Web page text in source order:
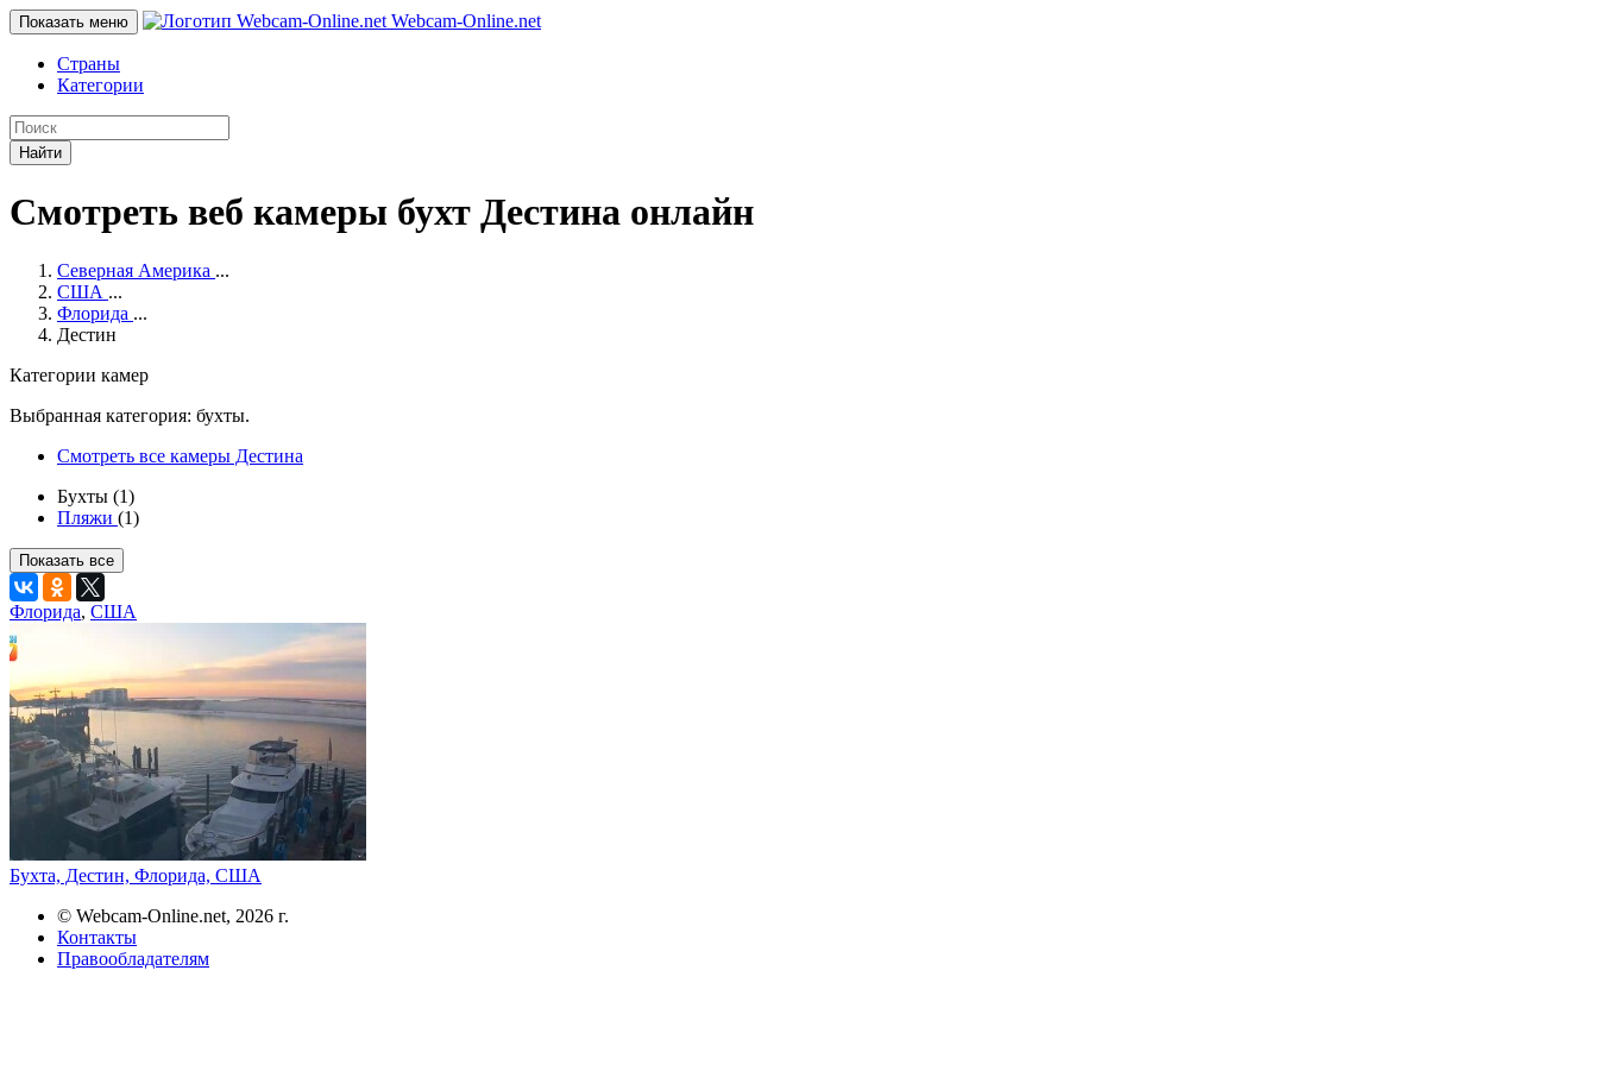
Показать меню Webcam-Online.net
Страны
Категории
Найти
Смотреть веб камеры бухт Дестина онлайн
Северная Америка ...
США ...
Флорида ...
Дестин
Категории камер
Выбранная категория: бухты.
Смотреть все камеры Дестина
Бухты (1)
Пляжи (1)
Показать все
Флорида, США
Бухта, Дестин, Флорида, США
© Webcam-Online.net, 2026 г.
Контакты
Правообладателям